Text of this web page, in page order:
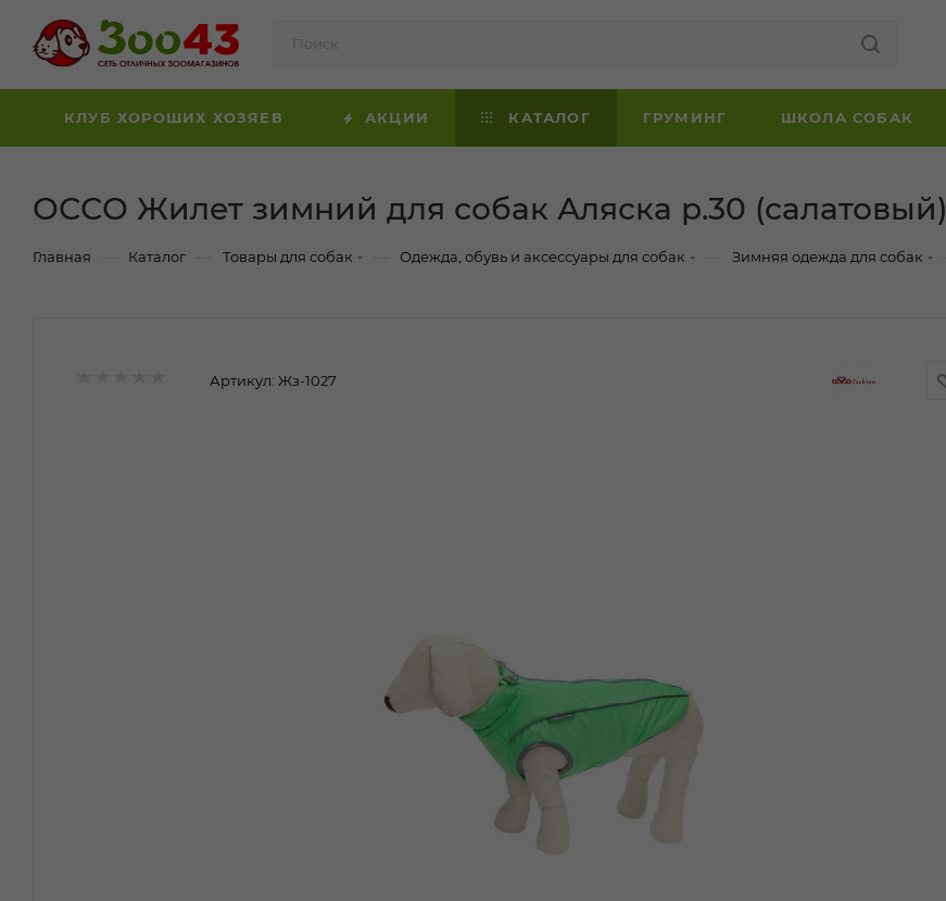
КЛУБ ХОРОШИХ ХОЗЯЕВ АКЦИИ КАТАЛОГ ГРУМИНГ ШКОЛА СОБАК
ОССО Жилет зимний для собак Аляска р.30 (салатовый)
Главная Каталог Товары для собак Одежда, обувь и аксессуары для собак Зимняя одежда для собак
Артикул: Жз-1027